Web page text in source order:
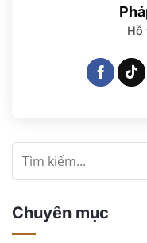
lý trong quá trình
XEM THÊM
Hỗ
Chuyên mục